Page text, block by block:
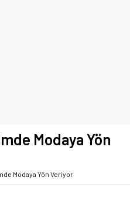
Modaya Yön
Modaya Yön Veriyor